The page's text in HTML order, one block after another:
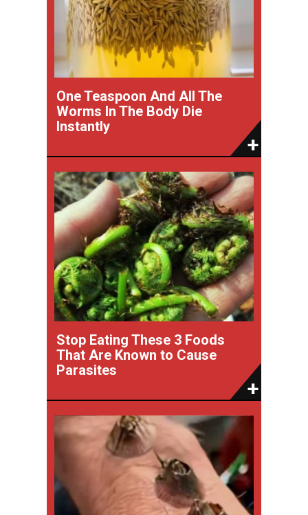
One Teaspoon And All The
Worms In The Body Die
Instantly
Stop Eating These 3 Foods
That Are Known to Cause
Parasites